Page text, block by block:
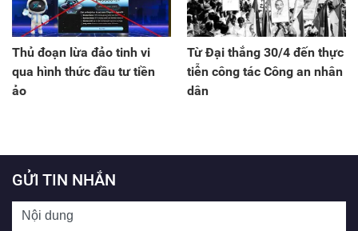
Thủ đoạn lừa đảo tinh vi
qua hình thức đầu tư tiền
ảo
Từ Đại thắng 30/4 đến thực
tiễn công tác Công an nhân
dân
GỬI TIN NHẮN